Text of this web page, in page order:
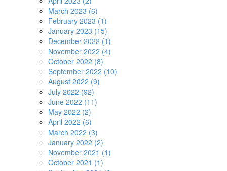
March 2023 (6)
February 2023 (1)
January 2023 (15)
December 2022 (1)
November 2022 (4)
October 2022 (8)
September 2022 (10)
August 2022 (9)
July 2022 (92)
June 2022 (11)
May 2022 (2)
April 2022 (6)
March 2022 (3)
January 2022 (2)
November 2021 (1)
October 2021 (1)